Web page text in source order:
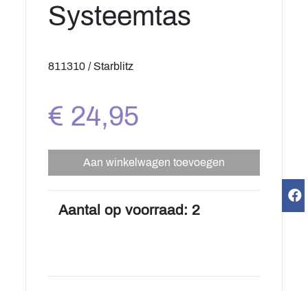
Systeemtas
811310 / Starblitz
€ 24,95
Aan winkelwagen toevoegen
Aantal op voorraad: 2